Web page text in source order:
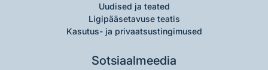
Uudised ja teated
Ligipääsetavuse teatis
Kasutus- ja privaatsustingimused
Sotsiaalmeedia